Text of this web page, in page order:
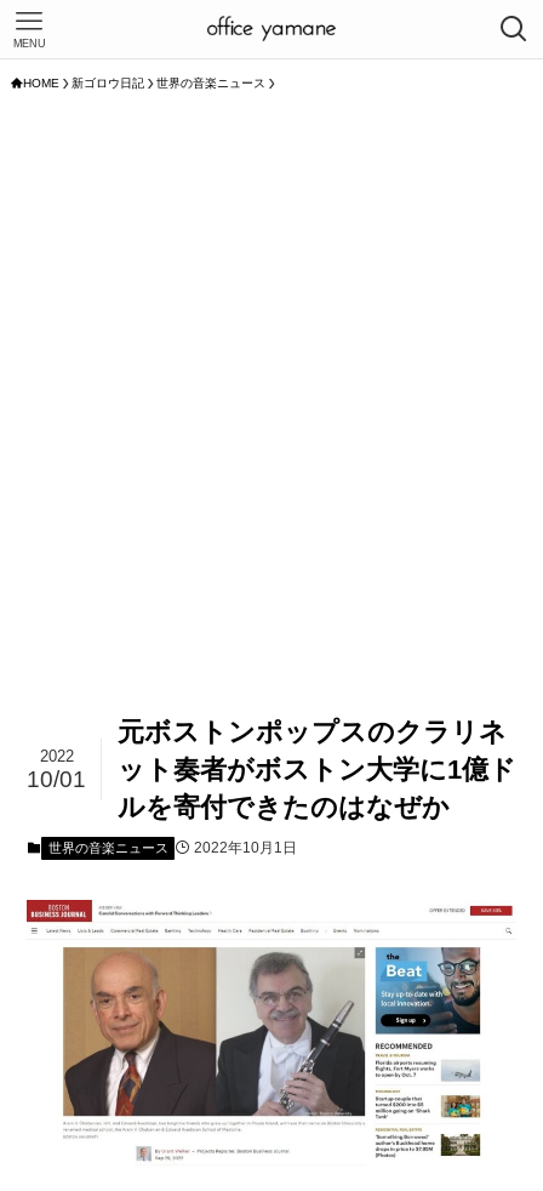
MENU
HOME 新ゴロウ日記 世界の音楽ニュース
元ボストンポップスのクラリネ
ット奏者がボストン大学に1億ド
ルを寄付できたのはなぜか
2022
10/01
世界の音楽ニュース 2022年10月1日